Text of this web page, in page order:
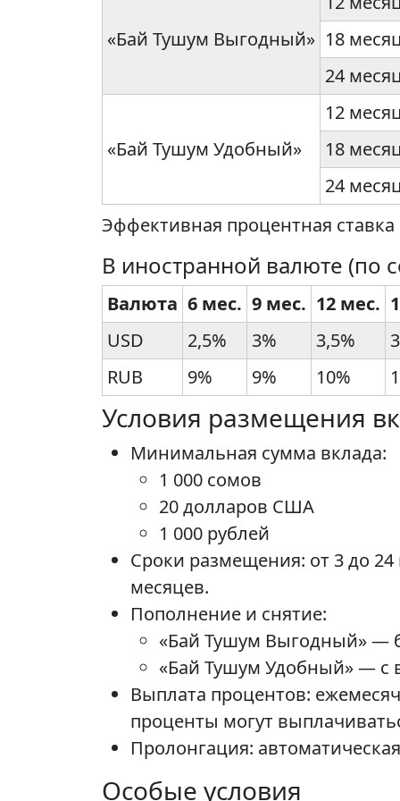
«Бай Тушум Выгодный» 18
24
«Бай Тушум Удобный»
12
18
24
Эффективная процентная
В иностранной валюте (по
Валюта 6 мес. 9 мес. 12 мес.
USD
2,5% 3% 3,5%
RUB
9% 9% 10%
Условия размещения
Минимальная сумма вклада:
1 000 сомов
20 долларов США
1 000 рублей
Сроки размещения: от 3 до
месяцев.
Пополнение и снятие:
«Бай Тушум Выгодный» —
«Бай Тушум Удобный» — с
Выплата процентов:
проценты могут
Пролонгация:
Особые условия